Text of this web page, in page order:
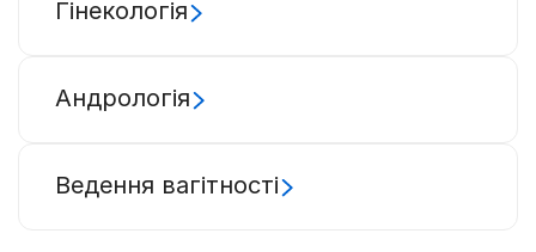
Гінекологія
Андрологія
Ведення вагітності